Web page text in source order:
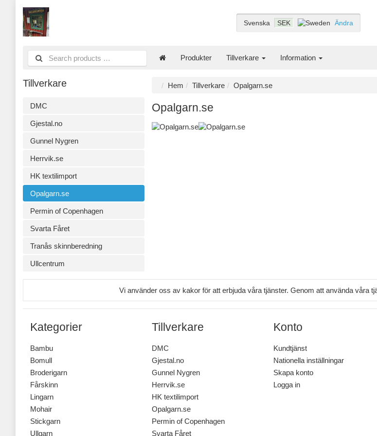
Svenska SEK Ändra
Produkter Tillverkare Information
Tillverkare
DMC
Gjestal.no
Gunnel Nygren
Herrvik.se
HK textilimport
Opalgarn.se
Permin of Copenhagen
Svarta Fåret
Tranås skinnberedning
Ullcentrum
Hem Tillverkare Opalgarn.se
Opalgarn.se
Vi använder oss av kakor för att erbjuda våra tjänster. Genom att använda våra
Kategorier
Bambu
Bomull
Broderigarn
Fårskinn
Lingarn
Mohair
Stickgarn
Ullgarn
Tillverkare
DMC
Gjestal.no
Gunnel Nygren
Herrvik.se
HK textilimport
Opalgarn.se
Permin of Copenhagen
Svarta Fåret
Konto
Kundtjänst
Nationella inställningar
Skapa konto
Logga in